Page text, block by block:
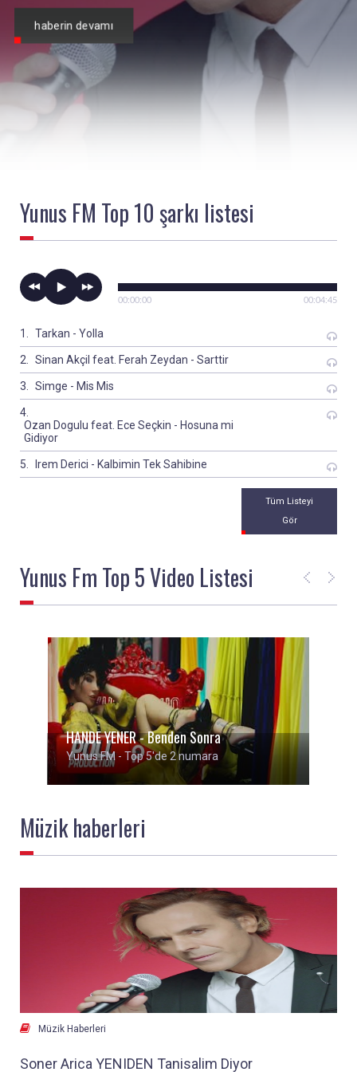
haberin devamı
Yunus FM Top 10şarkı listesi
00:00:00 00:04:45
Tarkan - Yolla
Sinan Akçil feat. Ferah Zeydan - Sarttir
Simge - Mis Mis
Ozan Dogulu feat. Ece Seçkin - Hosuna mi
Gidiyor
Irem Derici - Kalbimin Tek Sahibine
Tilki
Ece Seçkin - Adeyyo
Tüm Listeyi
Gör
Yunus FmTop 5 Video Listesi
HANDE YENER - Benden Sonra
Yunus FM - Top 5'de 2 numara
Müzikhaberleri
 Müzik Haberleri
Soner Arica YENIDEN Tanisalim Diyor